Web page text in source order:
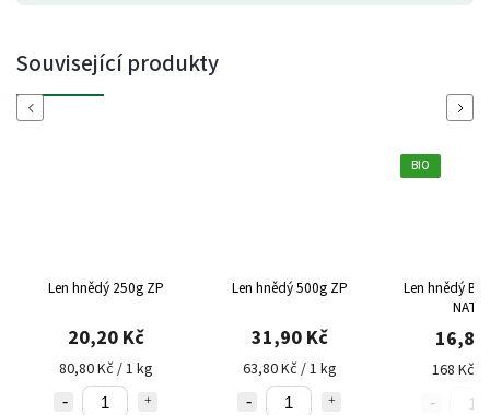
Související produkty
Previous
Len hnědý 250g ZP
20,20 Kč
80,80 Kč / 1 kg
Len hnědý 500g ZP
31,90 Kč
63,80 Kč / 1 kg
BIO
Len hnědý
16,80
168 Kč /
Next